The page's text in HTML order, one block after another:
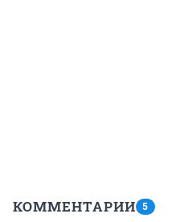
КОММЕНТАРИИ 5